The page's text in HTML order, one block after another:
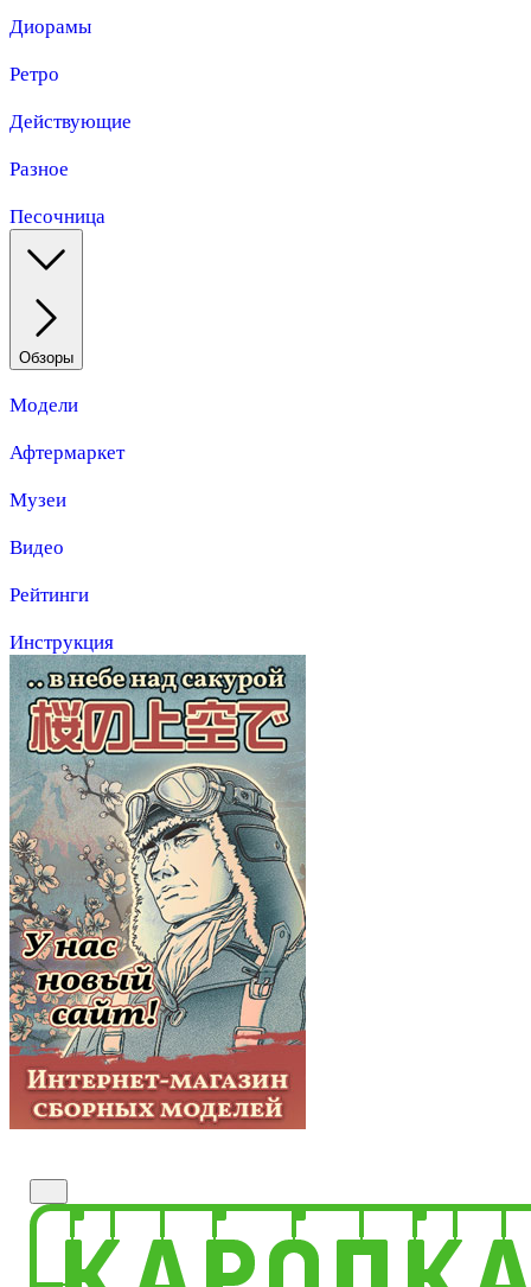
Диорамы
Ретро
Действующие
Разное
Песочница
Обзоры
Модели
Афтермаркет
Музеи
Видео
Рейтинги
Инструкция